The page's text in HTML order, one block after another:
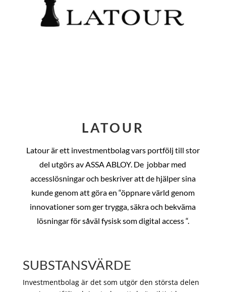
LATOUR
Latour är ett investmentbolag vars portfölj till stor
del utgörs av ASSA ABLOY. De jobbar med
accesslösningar och beskriver att de hjälper sina
kunde genom att göra en “öppnare värld genom
innovationer som ger trygga, säkra och bekväma
lösningar för såväl fysisk som digital access “.
SUBSTANSVÄRDE
Investmentbolag är det som utgör den största delen